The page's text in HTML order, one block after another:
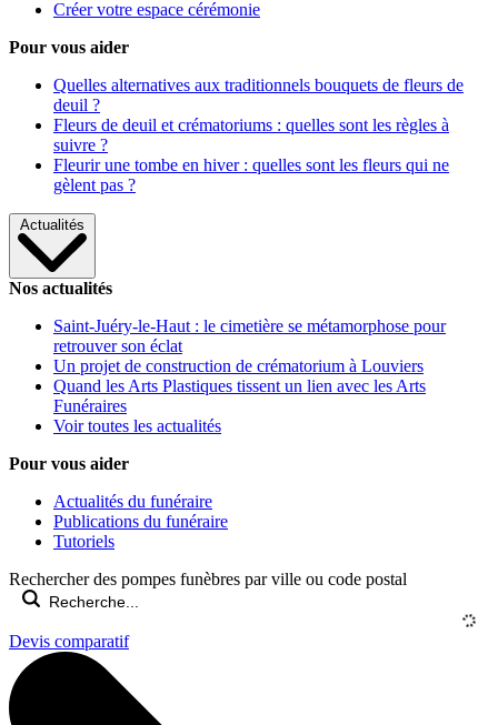
Créer votre espace cérémonie
Pour vous aider
Quelles alternatives aux traditionnels bouquets de fleurs de
deuil ?
Fleurs de deuil et crématoriums : quelles sont les règles à
suivre ?
Fleurir une tombe en hiver : quelles sont les fleurs qui ne
gèlent pas ?
Actualités
Nos actualités
Saint-Juéry-le-Haut : le cimetière se métamorphose pour
retrouver son éclat
Un projet de construction de crématorium à Louviers
Quand les Arts Plastiques tissent un lien avec les Arts
Funéraires
Voir toutes les actualités
Pour vous aider
Actualités du funéraire
Publications du funéraire
Tutoriels
Rechercher des pompes funèbres par ville ou code postal
Devis comparatif